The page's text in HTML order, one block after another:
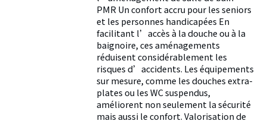
PMR Un confort accru pour les seniors
et les personnes handicapées En
facilitant l’accès à la douche ou à la
baignoire, ces aménagements
réduisent considérablement les
risques d’accidents. Les équipements
sur mesure, comme les douches extra-
plates ou les WC suspendus,
améliorent non seulement la sécurité
mais aussi le confort. Valorisation de